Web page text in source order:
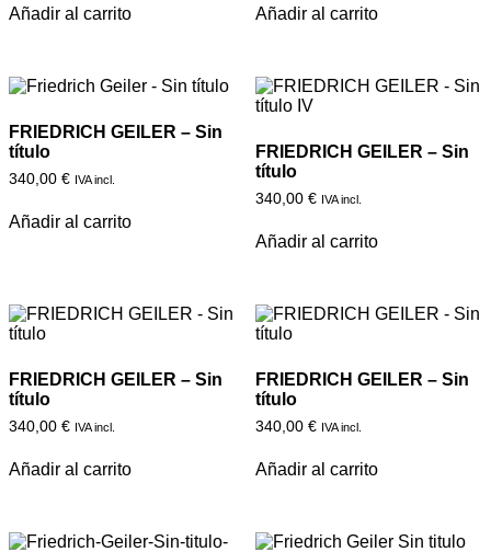
Añadir al carrito Añadir al carrito
FRIEDRICH GEILER – Sin
título
340,00 € IVA incl.
Añadir al carrito
FRIEDRICH GEILER – Sin
título
340,00 € IVA incl.
Añadir al carrito
FRIEDRICH GEILER – Sin
título
340,00 € IVA incl.
Añadir al carrito
FRIEDRICH GEILER – Sin
título
340,00 € IVA incl.
Añadir al carrito